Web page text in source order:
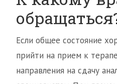
Если общее состояние
прийти на прием к
направления на сдачу